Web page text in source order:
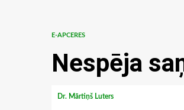
E-APCERES
Nespēja
Dr. Mārtiņš Luters